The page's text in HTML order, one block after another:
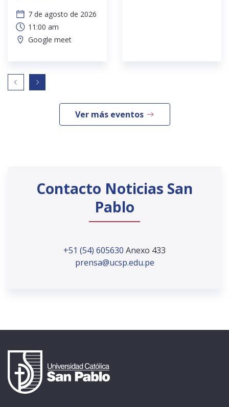
7 de agosto de 2026
11:00 am
Google meet
Ver más eventos
Contacto Noticias San
Pablo
+51 (54) 605630 Anexo 433
prensa@ucsp.edu.pe